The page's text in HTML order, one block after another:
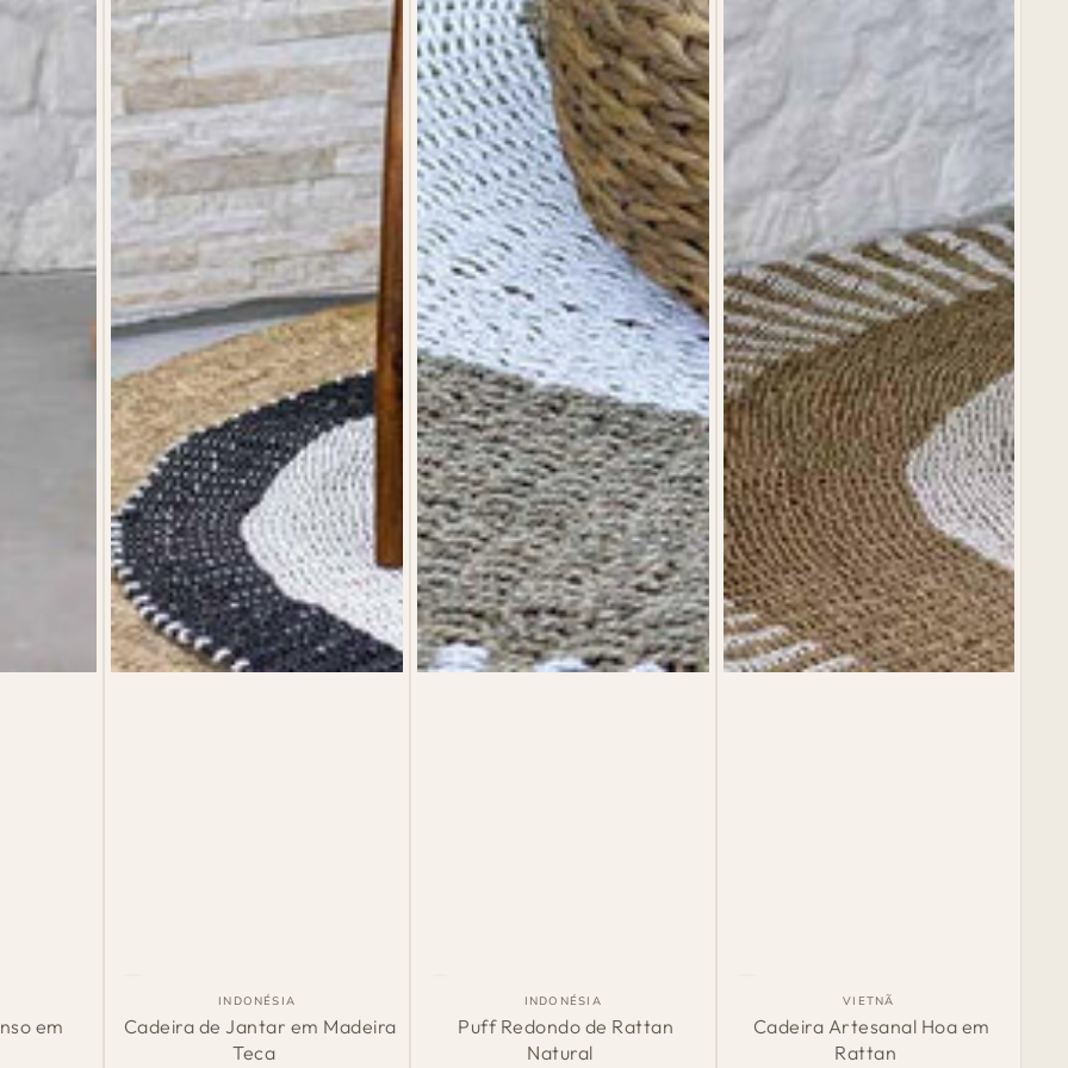
em
de
País
de
INDONÉSIA
Cadeira de Jantar em Madeira
Teca
Redondo
País
de
Origem:
INDONÉSIA
Puff Redondo de Rattan
Natural
Artesanal
País
de
Origem:
VIETNÃ
Cadeira Artesanal Hoa em
Rattan